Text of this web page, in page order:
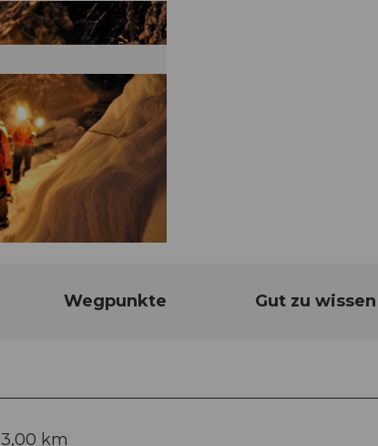
Wegpunkte Gut zu wissen
3,00 km